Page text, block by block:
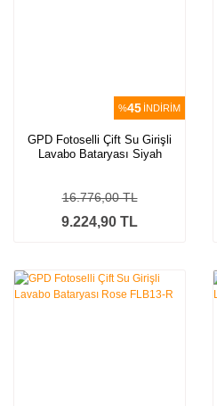
%45 İNDİRİM
GPD Fotoselli Çift Su Girişli
Lavabo Bataryası Siyah
9.224,90 TL
16.776,00 TL